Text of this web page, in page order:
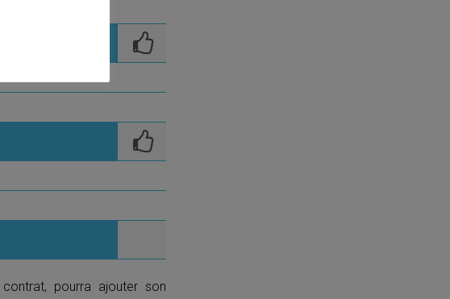
pourra ajouter son